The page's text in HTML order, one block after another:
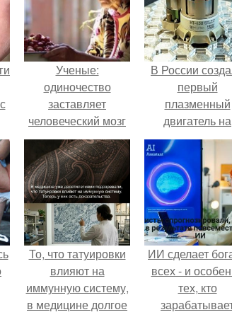
Ученые:
одиночество
заставляет
человеческий мозг
работать иначе.
В России
первый
плазменный
двигатель на
криптоне.
То, что татуировки
влияют на
иммунную систему,
в медицине долгое
ИИ сделает
всех - и
тех, кто